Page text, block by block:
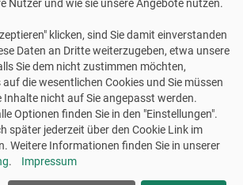
Jahre Gewährleistung
Bilder und das Layout sind urheberrechtlich
nicht ohne ausdrückliche, schriftliche
weiterverwendet werden.
- Avery Zweckform Fachshop - Avery
Universal-Etiketten, blumenform, weiß
Nutzer und wie sie unsere Angebote nutzen.
klicken, sind Sie damit einverstanden
Daten an Dritte weiterzugeben, etwa unsere
Sie dem nicht zustimmen möchten,
die wesentlichen Cookies und Sie müssen
Inhalte nicht auf Sie angepasst werden.
Optionen finden Sie in den "Einstellungen".
später jederzeit über den Cookie Link im
Weitere Informationen finden Sie in unserer
. Impressum